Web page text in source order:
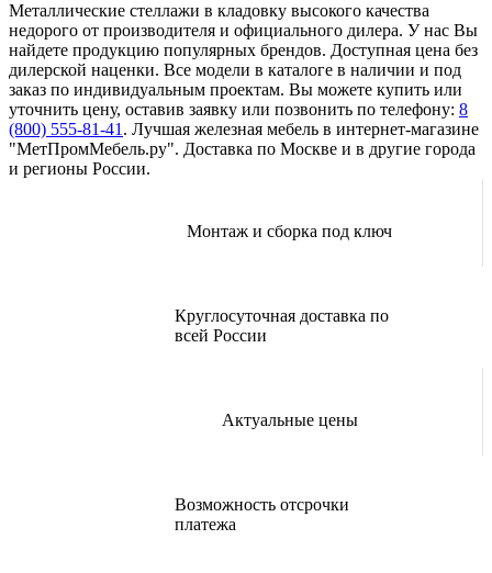
Металлические стеллажи в кладовку высокого качества
недорого от производителя и официального дилера. У нас Вы
найдете продукцию популярных брендов. Доступная цена без
дилерской наценки. Все модели в каталоге в наличии и под
заказ по индивидуальным проектам. Вы можете купить или
уточнить цену, оставив заявку или позвонить по телефону: 8
(800) 555-81-41 . Лучшая железная мебель в интернет-магазине
"МетПромМебель.ру". Доставка по Москве и в другие города
и регионы России.
Монтаж и сборка под ключ
Круглосуточная доставка по
всей России
Актуальные цены
Возможность отсрочки
платежа